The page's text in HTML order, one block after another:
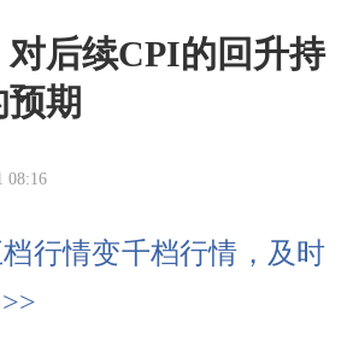
后续CPI的回升持
期
08:16
行情变千档行情，及时